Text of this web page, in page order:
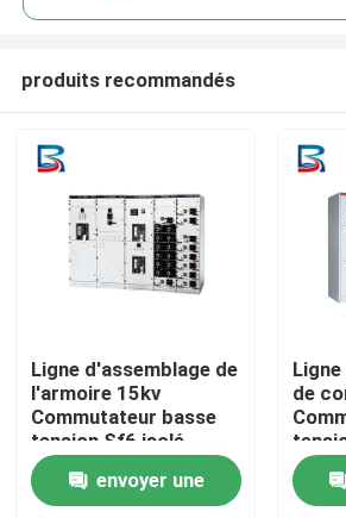
Maison
Produits
Au sujet de nous
produits recommandés
Ligne d'assemblage de
l'armoire 15kv
Commutateur basse
tension Sf6 isolé
envoyer une
de